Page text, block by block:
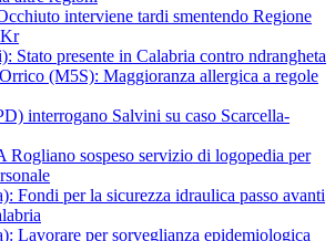
interviene tardi smentendo Regione
Stato presente in Calabria contro ndrangheta
(M5S): Maggioranza allergica a regole
interrogano Salvini su caso Scarcella-
Rogliano sospeso servizio di logopedia per
Fondi per la sicurezza idraulica passo avanti
Lavorare per sorveglianza epidemiologica